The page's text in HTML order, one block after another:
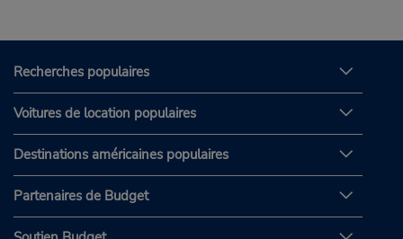
Recherches populaires
Voitures de location populaires
Destinations américaines populaires
Partenaires de Budget